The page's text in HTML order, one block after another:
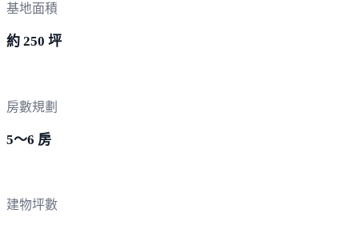
基地面積
約 250 坪
房數規劃
5～6 房
建物坪數